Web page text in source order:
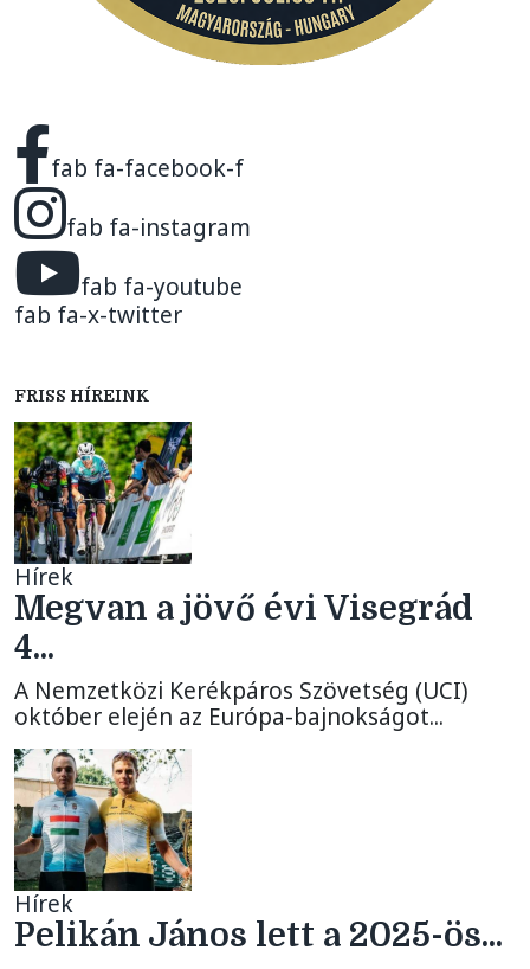
fab fa-facebook-f
fab fa-instagram
fab fa-youtube
fab fa-x-twitter
FRISS HÍREINK
Hírek
Megvan a jövő évi Visegrád
4...
A Nemzetközi Kerékpáros Szövetség (UCI)
október elején az Európa-bajnokságot...
Hírek
Pelikán János lett a 2025-ös...